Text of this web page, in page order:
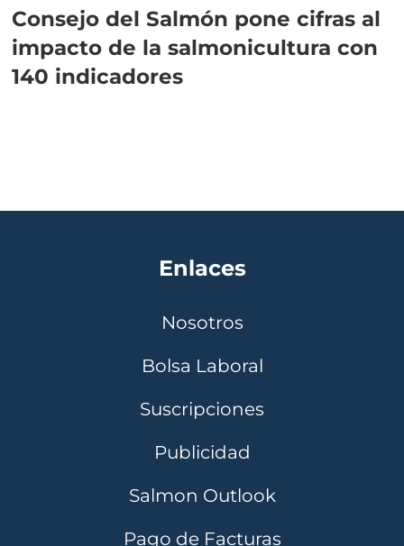
Consejo del Salmón pone cifras al
impacto de la salmonicultura con
140 indicadores
Enlaces
Nosotros
Bolsa Laboral
Suscripciones
Publicidad
Salmon Outlook
Pago de Facturas